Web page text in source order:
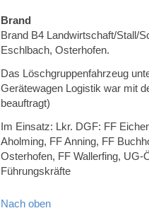
Brand
Brand B4 Landwirtschaft/Stall/
Eschlbach, Osterhofen.
Das Löschgruppenfahrzeug
Gerätewagen Logistik war mit
beauftragt)
Im Einsatz: Lkr. DGF: FF
Aholming, FF Anning, FF
Osterhofen, FF Wallerfing, UG-
Führungskräfte
Nach oben